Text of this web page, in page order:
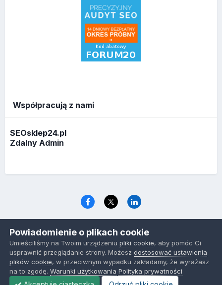
Współpracują z nami
SEOsklep24.pl
Zdalny Admin
www.optymalizacja.com
Powered by Invision Community
Powiadomienie o plikach cookie
Umieściliśmy na Twoim urządzeniupliki cookie, aby pomóc Ci
usprawnić przeglądanie strony. Możeszdostosować ustawienia
plików cookie, w przeciwnym wypadku zakładamy, że wyrażasz
na to zgodę.Warunki użytkowania Polityka prywatności